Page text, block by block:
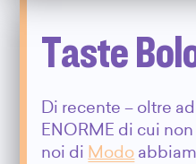
Taste
Di recente – oltre
ENORME di cui
noi di Modo